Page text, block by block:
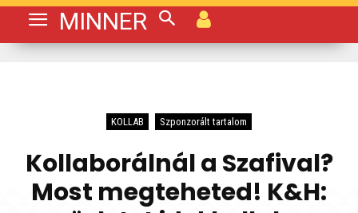
MINNER
KOLLAB Szponzorált tartalom
Kollaborálnál a Szafival?
Most megteheted! K&H: